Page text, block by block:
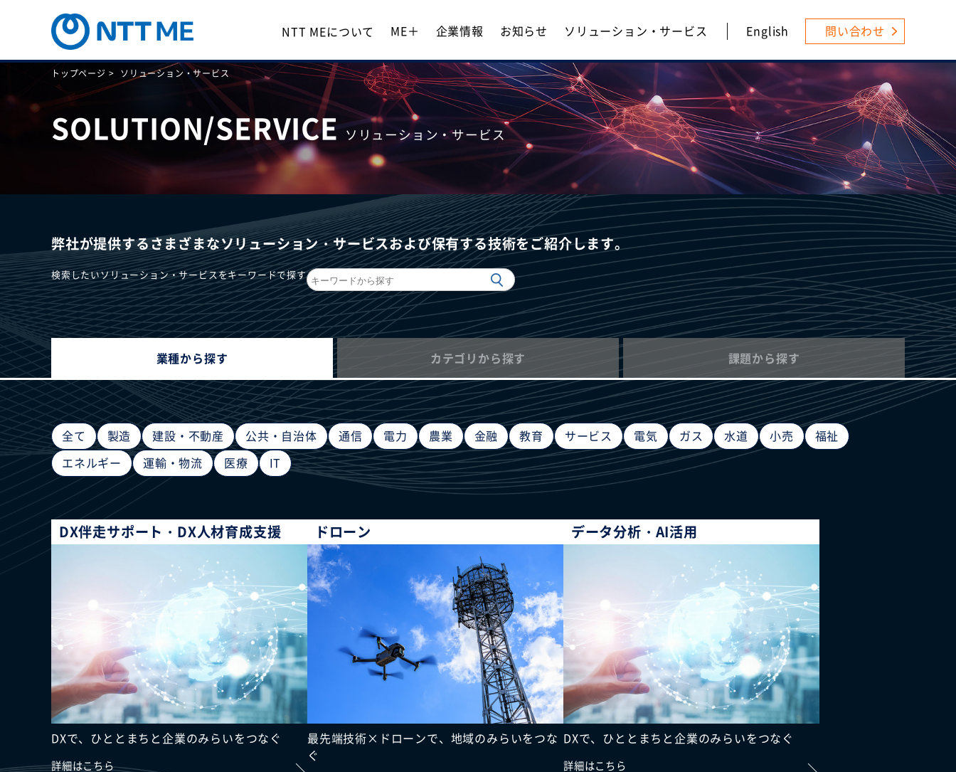
NTT MEについて ME＋ 企業情報 お知らせ ソリューション・サービス English 問い合わせ
トップページ > ソリューション・サービス
SOLUTION/SERVICE ソリューション・サービス
弊社が提供するさまざまなソリューション・サービスおよび保有する技術をご紹介します。
検索したいソリューション・サービスをキーワードで探す
業種から探す カテゴリから探す 課題から探す
全て 製造 建設・不動産 公共・自治体 通信 電力 農業 金融 教育 サービス 電気 ガス 水道 小売 福祉
エネルギー 運輸・物流 医療 IT
DX伴走サポート・DX人材育成支援
DXで、ひととまちと企業のみらいをつなぐ
詳細はこちら
ドローン
最先端技術×ドローンで、地域のみらいをつな
ぐ
データ分析・AI活用
DXで、ひととまちと企業のみらいをつなぐ
詳細はこちら